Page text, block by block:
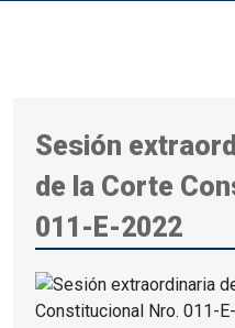
Sesión
de la Corte
011-E-2022